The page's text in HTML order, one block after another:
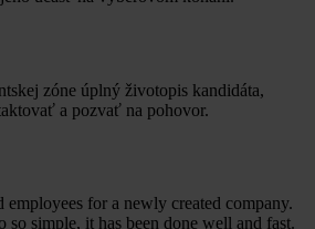
zóne úplný životopis kandidáta,
a pozvať na pohovor.
for a newly created company.
so simple, it has been done well and fast.